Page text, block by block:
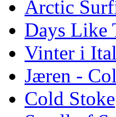
Arctic
Days Like
Vinter i
Jæren -
Cold Stoke